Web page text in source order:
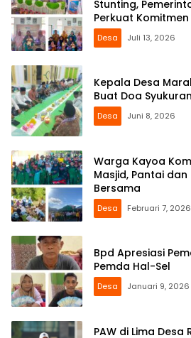
Stunting,
Perkuat
Desa Juli 13, 2026
Kepala Desa
Buat Doa
Desa Juni 8, 2026
Warga Kayoa
Masjid, Pantai
Bersama
Desa Februari 7, 2026
Bpd Apresiasi
Pemda Hal-Sel
Desa Januari 9, 2026
PAW di Lima Desa